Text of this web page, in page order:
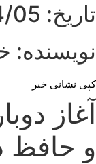
تاریخ: 1405/04/05
نویسنده:
کپی نشانی خبر
آغاز
و حافظ